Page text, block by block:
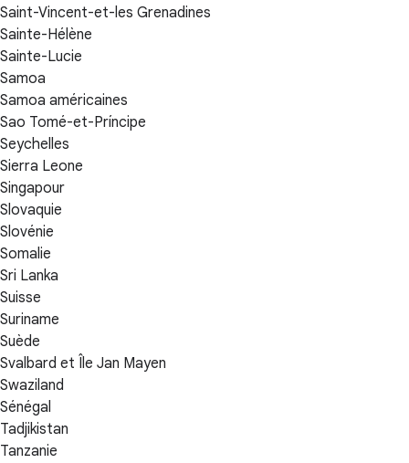
Saint-Vincent-et-les Grenadines
Sainte-Hélène
Sainte-Lucie
Samoa
Samoa américaines
Sao Tomé-et-Príncipe
Seychelles
Sierra Leone
Singapour
Slovaquie
Slovénie
Somalie
Sri Lanka
Suisse
Suriname
Suède
Svalbard et Île Jan Mayen
Swaziland
Sénégal
Tadjikistan
Tanzanie